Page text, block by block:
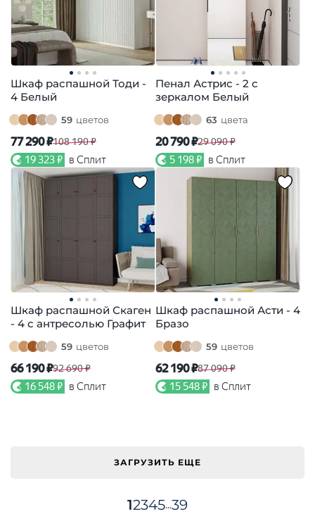
Шкаф распашной Тоди -
4 Белый
59 цветов
77 290 ₽108 190 ₽
19 323 ₽ в Сплит
Пенал Астрис - 2 с
зеркалом Белый
63 цвета
20 790 ₽29 090 ₽
5 198 ₽ в Сплит
Шкаф распашной Скаген
- 4 с антресолью Графит
59 цветов
66 190 ₽92 690 ₽
16 548 ₽ в Сплит
Шкаф распашной Асти - 4
Бразо
59 цветов
62 190 ₽87 090 ₽
15 548 ₽ в Сплит
ЗАГРУЗИТЬ ЕЩЕ
12345...39